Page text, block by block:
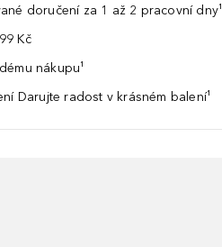
doručení za 1 až 2 pracovní dny¹
Kč
nákupu¹
Darujte radost v krásném balení¹